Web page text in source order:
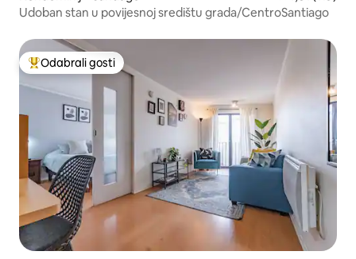
Udoban stan u povijesnoj središtu grada/CentroSantiago
Među najviše rangiranima s oznakom „Odabrali gosti”
Odabrali gosti